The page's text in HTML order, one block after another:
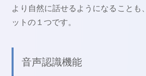
より自然に話せるようになることも
ットの１つです。
音声認識機能